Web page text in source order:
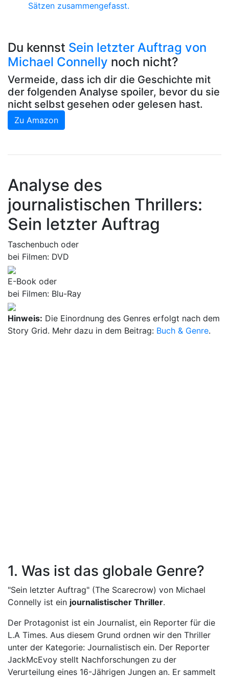
Sätzen zusammengefasst.
Du kennst Sein letzter Auftrag von
Michael Connelly noch nicht?
Vermeide, dass ich dir die Geschichte mit
der folgenden Analyse spoiler, bevor du sie
nicht selbst gesehen oder gelesen hast.
Zu Amazon
Analyse des
journalistischen Thrillers:
Sein letzter Auftrag
Taschenbuch oder
bei Filmen: DVD
E-Book oder
bei Filmen: Blu-Ray
Hinweis: Die Einordnung des Genres erfolgt nach dem
Story Grid. Mehr dazu in dem Beitrag: Buch & Genre.
1. Was ist das globale Genre?
"Sein letzter Auftrag" (The Scarecrow) von Michael
Connelly ist ein journalistischer Thriller.
Der Protagonist ist ein Journalist, ein Reporter für die
L.A Times. Aus diesem Grund ordnen wir den Thriller
unter der Kategorie: Journalistisch ein. Der Reporter
JackMcEvoy stellt Nachforschungen zu der
Verurteilung eines 16-Jährigen Jungen an. Er sammelt